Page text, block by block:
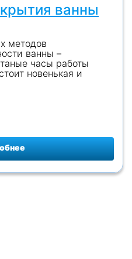
ванны
методов
ванны –
часы работы
новенькая и